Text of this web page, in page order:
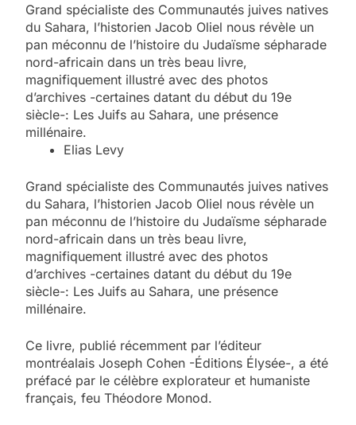
Grand spécialiste des Communautés juives natives
du Sahara, l’historien Jacob Oliel nous révèle un
pan méconnu de l’histoire du Judaïsme sépharade
nord-africain dans un très beau livre,
magnifiquement illustré avec des photos
d’archives -certaines datant du début du 19e
siècle-: Les Juifs au Sahara, une présence
millénaire.
Elias Levy
Grand spécialiste des Communautés juives natives
du Sahara, l’historien Jacob Oliel nous révèle un
pan méconnu de l’histoire du Judaïsme sépharade
nord-africain dans un très beau livre,
magnifiquement illustré avec des photos
d’archives -certaines datant du début du 19e
siècle-: Les Juifs au Sahara, une présence
millénaire.
Ce livre, publié récemment par l’éditeur
montréalais Joseph Cohen -Éditions Élysée-, a été
préfacé par le célèbre explorateur et humaniste
français, feu Théodore Monod.